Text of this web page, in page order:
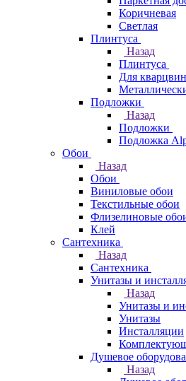
Коричневая
Светлая
Плинтуса
Назад
Плинтуса
Для
Подложки
Назад
Подложки
Подложка
Обои
Назад
Обои
Виниловые обои
Текстильные обои
Флизелиновые
Клей
Сантехника
Назад
Сантехника
Унитазы и
Назад
Унитазы и
Унитазы
Инсталляции
Душевое
Назад